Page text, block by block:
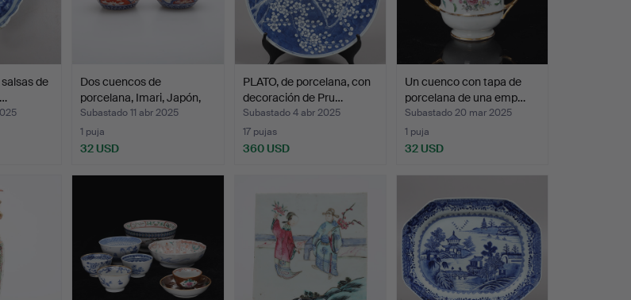
de
Dos cuencos de
porcelana, Imari, Japón,
si…
Subastado 11 abr 2025
1 puja
32 USD
PLATO, de porcelana, con
decoración de Pru…
Subastado 4 abr 2025
17 pujas
360 USD
Un cuenco con tapa de
porcelana de una emp…
Subastado 20 mar 2025
1 puja
32 USD